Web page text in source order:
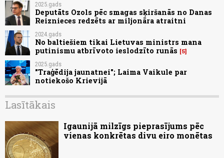
2025.gads
Deputāts Ozols pēc smagas sķiršanās no Danas
Reiznieces redzēts ar miljonāra atraitni
2024.gads
No baltiešiem tikai Lietuvas ministrs mana
putinismu atbrīvoto ieslodzīto runās
5
2025.gads
"Traģēdija jaunatnei"; Laima Vaikule par
notiekošo Krievijā
Lasītākais
Igaunijā milzīgs pieprasījums pēc
vienas konkrētas divu eiro monētas